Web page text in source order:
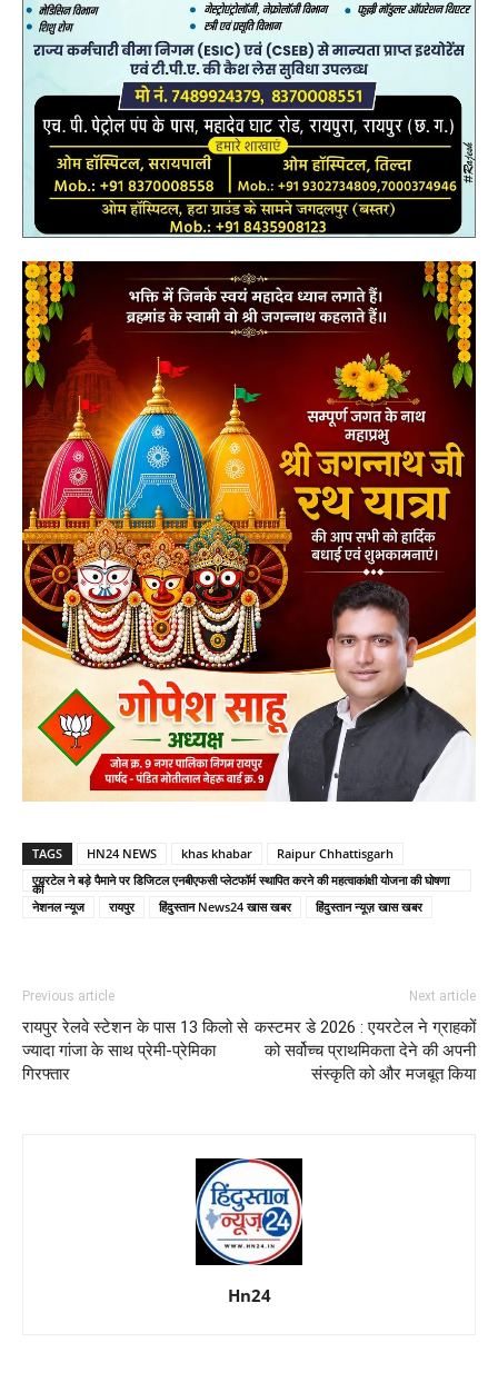
TAGS HN24 NEWS khas khabar
Raipur Chhattisgarh
एयरटेल ने बड़े पैमाने पर डिजिटल एनबीएफसी प्लेटफॉर्म स्थापित करने की महत्वाकांक्षी योजना की घोषणा
की
नेशनल न्यूज
रायपुर हिंदुस्तान News24 खास खबर हिंदुस्तान न्यूज़ खास खबर
Previous article
रायपुर रेलवे स्टेशन के पास 13 किलो से
ज्यादा गांजा के साथ प्रेमी-प्रेमिका
गिरफ्तार
Next article
कस्टमर डे 2026 : एयरटेल ने ग्राहकों
को सर्वोच्च प्राथमिकता देने की अपनी
संस्कृति को और मजबूत किया
Hn24